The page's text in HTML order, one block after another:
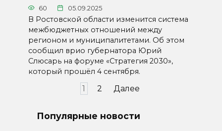
60 05.09.2025
В Ростовской области изменится система
межбюджетных отношений между
регионом и муниципалитетами. Об этом
сообщил врио губернатора Юрий
Слюсарь на форуме «Стратегия 2030»,
который прошёл 4 сентября.
1 2 Далее
Популярные новости